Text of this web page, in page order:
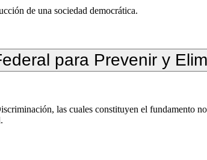
de una sociedad democrática.
para Prevenir y
las cuales constituyen el fundamento